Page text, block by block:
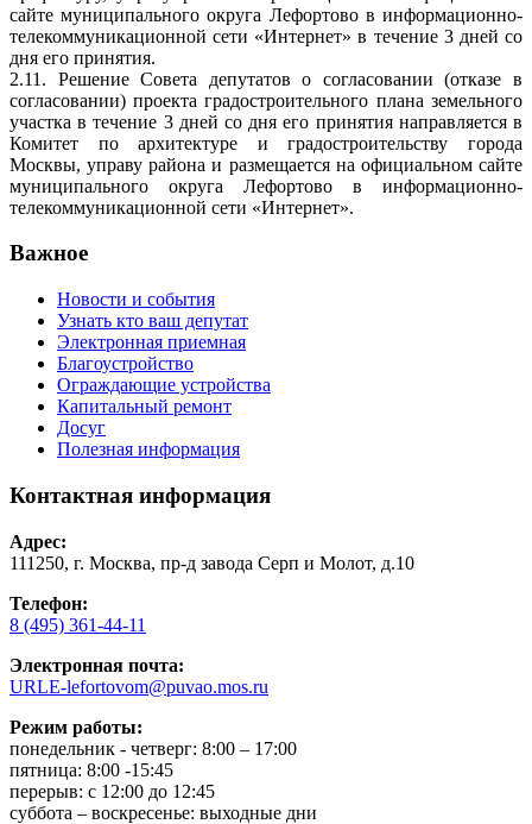
сайте муниципального округа Лефортово в информационно-
телекоммуникационной сети «Интернет» в течение 3 дней со
дня его принятия.
2.11. Решение Совета депутатов о согласовании (отказе в
согласовании) проекта градостроительного плана земельного
участка в течение 3 дней со дня его принятия направляется в
Комитет по архитектуре и градостроительству города
Москвы, управу района и размещается на официальном сайте
муниципального округа Лефортово в информационно-
телекоммуникационной сети «Интернет».
Важное
Новости и события
Узнать кто ваш депутат
Электронная приемная
Благоустройство
Ограждающие устройства
Капитальный ремонт
Досуг
Полезная информация
Контактная информация
Адрес:
111250, г. Москва, пр-д завода Серп и Молот, д.10
Телефон:
8 (495) 361-44-11
Электронная почта:
URLE-lefortovom@puvao.mos.ru
Режим работы:
понедельник - четверг: 8:00 – 17:00
пятница: 8:00 -15:45
перерыв: с 12:00 до 12:45
суббота – воскресенье: выходные дни